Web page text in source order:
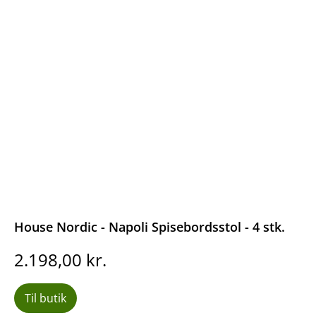
House Nordic - Napoli Spisebordsstol - 4 stk.
2.198,00 kr.
Til butik